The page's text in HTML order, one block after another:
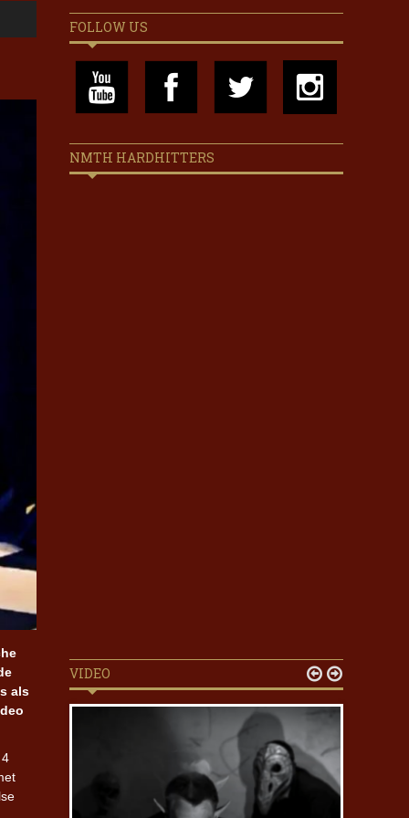
als
FOLLOW US
NMTH HARDHITTERS
VIDEO  